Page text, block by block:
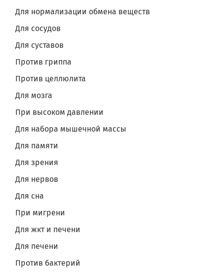
Для нормализации обмена веществ
Для сосудов
Для суставов
Против гриппа
Против целлюлита
Для мозга
При высоком давлении
Для набора мышечной массы
Для памяти
Для зрения
Для нервов
Для сна
При мигрени
Для жкт и печени
Для печени
Против бактерий